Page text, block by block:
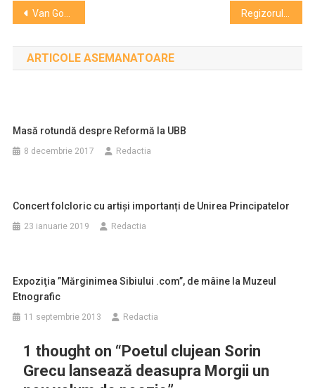
Navigare
în
articole
Van Gogh în alb și negru. 110 de heliogravuri expuse la Muzeul Etnografic al Transilvaniei
ARTICOLE ASEMANATOARE
Masă rotundă despre Reformă la UBB
8 decembrie 2017 Redactia
Concert folcloric cu artiși importanți de Unirea Principatelor
23 ianuarie 2019 Redactia
Expoziţia ”Mărginimea Sibiului .com”, de mâine la Muzeul
Etnografic
11 septembrie 2013 Redactia
1 thought on “Poetul clujean Sorin
Grecu lansează deasupra Morgii un